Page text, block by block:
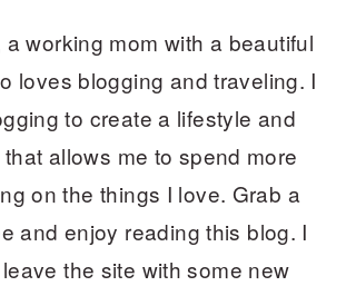
a working mom with a beautiful
loves blogging and traveling. I
to create a lifestyle and
allows me to spend more
on the things I love. Grab a
and enjoy reading this blog. I
the site with some new